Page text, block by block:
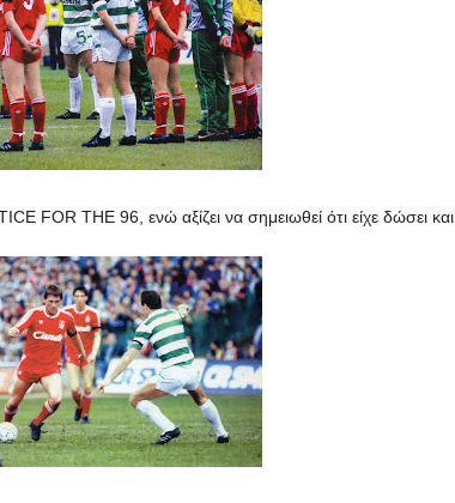
FOR THE 96, ενώ αξίζει να σημειωθεί ότι είχε δώσει και